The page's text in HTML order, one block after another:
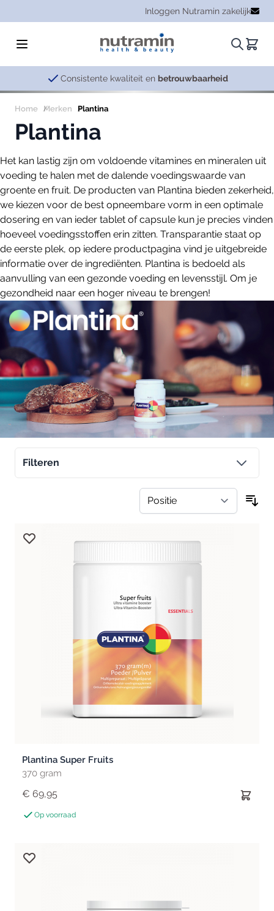
Inloggen Nutramin zakelijk
Zoeken.
Consistente kwaliteit en betrouwbaarheid
Home Merken Plantina
Plantina
Het kan lastig zijn om voldoende vitamines en mineralen uit
voeding te halen met de dalende voedingswaarde van
groente en fruit. De producten van Plantina bieden zekerheid,
we kiezen voor de best opneembare vorm in een optimale
dosering en van ieder tablet of capsule kun je precies vinden
hoeveel voedingsstoffen erin zitten. Transparantie staat op
de eerste plek, op iedere productpagina vind je uitgebreide
informatie over de ingrediënten. Plantina is bedoeld als
aanvulling van een gezonde voeding en levensstijl. Om je
gezondheid naar een hoger niveau te brengen!
Filteren
Plantina Super Fruits
370 gram
€ 69,95
Op voorraad